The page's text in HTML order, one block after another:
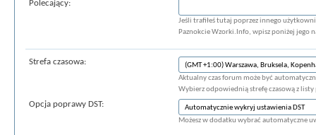
Polecający:
Jeśli trafiłeś tutaj poprzez innego
Paznokcie Wzorki.Info, wpisz poniżej jego
Strefa czasowa:
Aktualny czas forum może być
Wybierz odpowiednią strefę czasową z listy
Opcja poprawy DST:
Możesz w dodatku wybrać automatyczne